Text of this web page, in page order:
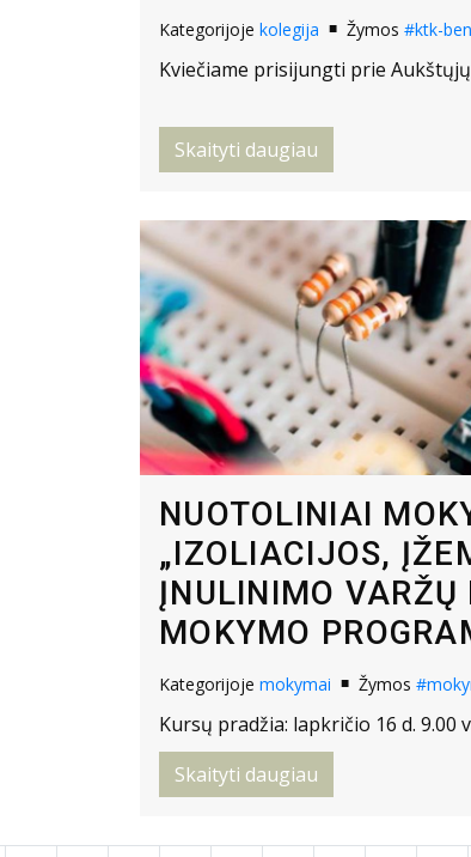
Kategorijoje kolegija Žymos #ktk-
Kviečiame prisijungti prie
Skaityti daugiau
NUOTOLINIAI
„IZOLIACIJOS,
ĮNULINIMO VARŽŲ
MOKYMO
Kategorijoje mokymai Žymos
Kursų pradžia: lapkričio 16 d. 9.00
Skaityti daugiau